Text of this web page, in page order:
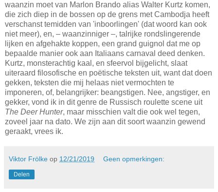
waanzin moet van Marlon Brando alias Walter Kurtz komen,
die zich diep in de bossen op de grens met Cambodja heeft
verschanst temidden van 'inboorlingen' (dat woord kan ook
niet meer), en, – waanzinniger –, talrijke rondslingerende
lijken en afgehakte koppen, een grand guignol dat me op
bepaalde manier ook aan Italiaans carnaval deed denken.
Kurtz, monsterachtig kaal, en sfeervol bijgelicht, slaat
uiteraard filosofische en poëtische teksten uit, want dat doen
gekken, teksten die mij helaas niet vermochten te
imponeren, of, belangrijker: beangstigen. Nee, angstiger, en
gekker, vond ik in dit genre de Russisch roulette scene uit
The Deer Hunter, maar misschien valt die ook wel tegen,
zoveel jaar na dato. We zijn aan dit soort waanzin gewend
geraakt, vrees ik.
Viktor Frölke op 12/21/2019 Geen opmerkingen:
Delen